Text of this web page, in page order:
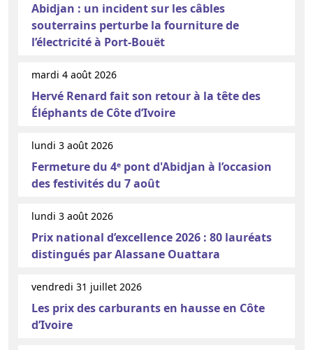
Abidjan : un incident sur les câbles
souterrains perturbe la fourniture de
l’électricité à Port-Bouët
mardi 4 août 2026
Hervé Renard fait son retour à la tête des
Éléphants de Côte d’Ivoire
lundi 3 août 2026
Fermeture du 4ᵉ pont d'Abidjan à l’occasion
des festivités du 7 août
lundi 3 août 2026
Prix national d’excellence 2026 : 80 lauréats
distingués par Alassane Ouattara
vendredi 31 juillet 2026
Les prix des carburants en hausse en Côte
d’Ivoire